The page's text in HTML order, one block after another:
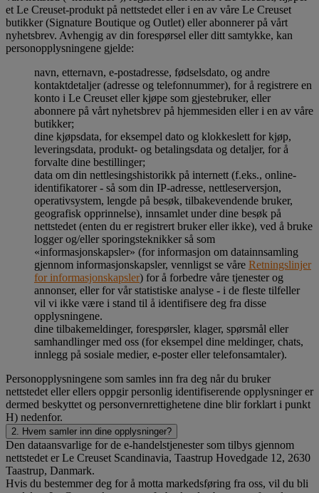
et Le Creuset-produkt på nettstedet eller i en av våre Le Creuset
butikker (Signature Boutique og Outlet) eller abonnerer på vårt
nyhetsbrev. Avhengig av din forespørsel eller ditt samtykke, kan
personopplysningene gjelde:
navn, etternavn, e-postadresse, fødselsdato, og andre
kontaktdetaljer (adresse og telefonnummer), for å registrere en
konto i Le Creuset eller kjøpe som gjestebruker, eller
abonnere på vårt nyhetsbrev på hjemmesiden eller i en av våre
butikker;
dine kjøpsdata, for eksempel dato og klokkeslett for kjøp,
leveringsdata, produkt- og betalingsdata og detaljer, for å
forvalte dine bestillinger;
data om din nettlesingshistorikk på internett (f.eks., online-
identifikatorer - så som din IP-adresse, nettleserversjon,
operativsystem, lengde på besøk, tilbakevendende bruker,
geografisk opprinnelse), innsamlet under dine besøk på
nettstedet (enten du er registrert bruker eller ikke), ved å bruke
logger og/eller sporingsteknikker så som
«informasjonskapsler» (for informasjon om datainnsamling
gjennom informasjonskapsler, vennligst se våre Retningslinjer
for informasjonskapsler) for å forbedre våre tjenester og
annonser, eller for vår statistiske analyse - i de fleste tilfeller
vil vi ikke være i stand til å identifisere deg fra disse
opplysningene.
dine tilbakemeldinger, forespørsler, klager, spørsmål eller
samhandlinger med oss (for eksempel dine meldinger, chats,
innlegg på sosiale medier, e-poster eller telefonsamtaler).
Personopplysningene som samles inn fra deg når du bruker
nettstedet eller ellers oppgir personlig identifiserende opplysninger er
dermed beskyttet og personvernrettighetene dine blir forklart i punkt
H) nedenfor.
2. Hvem samler inn dine opplysninger?
Den dataansvarlige for de e-handelstjenester som tilbys gjennom
nettstedet er Le Creuset Scandinavia, Taastrup Hovedgade 12, 2630
Taastrup, Danmark.
Hvis du bestemmer deg for å motta markedsføring fra oss, vil du bli